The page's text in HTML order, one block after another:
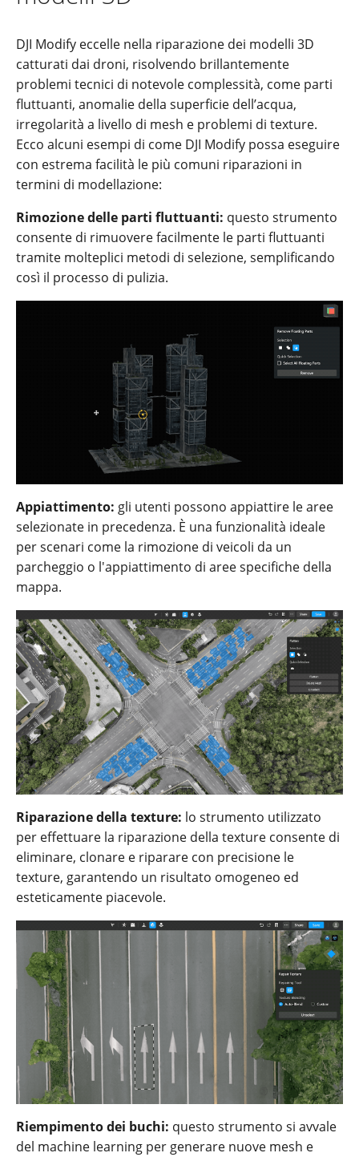
DJI Modify eccelle nella riparazione dei modelli 3D
catturati dai droni, risolvendo brillantemente
problemi tecnici di notevole complessità, come parti
fluttuanti, anomalie della superficie dell’acqua,
irregolarità a livello di mesh e problemi di texture.
Ecco alcuni esempi di come DJI Modify possa eseguire
con estrema facilità le più comuni riparazioni in
termini di modellazione:
Rimozione delle parti fluttuanti: questo strumento
consente di rimuovere facilmente le parti fluttuanti
tramite molteplici metodi di selezione, semplificando
così il processo di pulizia.
Appiattimento: gli utenti possono appiattire le aree
selezionate in precedenza. È una funzionalità ideale
per scenari come la rimozione di veicoli da un
parcheggio o l'appiattimento di aree specifiche della
mappa.
Riparazione della texture: lo strumento utilizzato
per effettuare la riparazione della texture consente di
eliminare, clonare e riparare con precisione le
texture, garantendo un risultato omogeneo ed
esteticamente piacevole.
Riempimento dei buchi‌‌: questo strumento si avvale
del machine learning per generare nuove mesh e